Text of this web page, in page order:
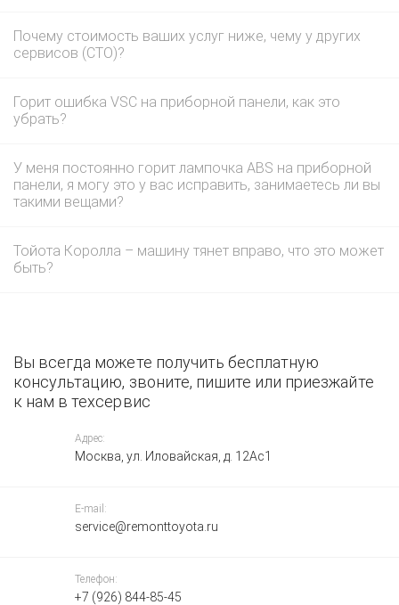
Почему стоимость ваших услуг ниже, чему у других
сервисов (СТО)?
Горит ошибка VSC на приборной панели, как это
убрать?
У меня постоянно горит лампочка ABS на приборной
панели, я могу это у вас исправить, занимаетесь ли вы
такими вещами?
Тойота Королла – машину тянет вправо, что это может
быть?
Вы всегда можете получить бесплатную
консультацию, звоните, пишите или приезжайте
к нам в техсервис
Адрес:
Москва, ул. Иловайская, д. 12Ас1
E-mail:
service@remonttoyota.ru
Телефон:
+7 (926) 844-85-45